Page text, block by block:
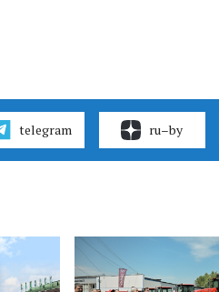
telegram ru–by